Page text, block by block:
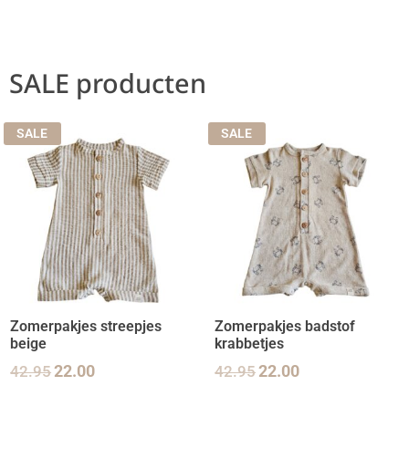
SALE producten
SALE
Zomerpakjes streepjes
beige
42.9522.00
SALE
Zomerpakjes badstof
krabbetjes
42.9522.00